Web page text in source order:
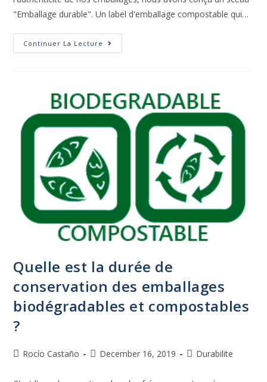
"Emballage durable". Un label d'emballage compostable qui…
Continuer La Lecture
Quelle est la durée de
conservation des emballages
biodégradables et compostables
?
Rocío Castaño December 16, 2019 Durabilite